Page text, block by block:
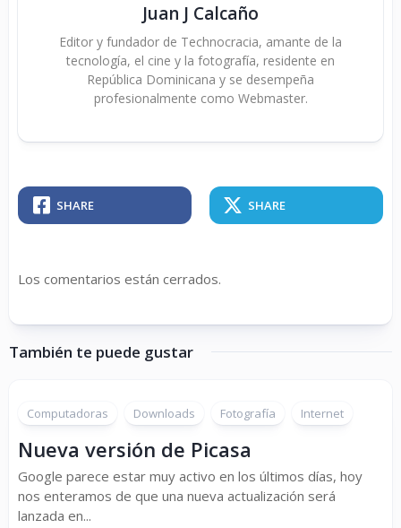
Juan J Calcaño
Editor y fundador de Technocracia, amante de la
tecnología, el cine y la fotografía, residente en
República Dominicana y se desempeña
profesionalmente como Webmaster.
SHARE SHARE
Los comentarios están cerrados.
También te puede gustar
Computadoras Downloads Fotografía Internet
Nueva versión de Picasa
Google parece estar muy activo en los últimos días, hoy
nos enteramos de que una nueva actualización será
lanzada en...